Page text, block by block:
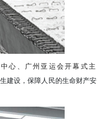
心、广州亚运会开幕式主
建设，保障人民的生命财产安